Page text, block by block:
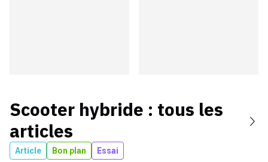
Scooter hybride : tous les
articles
Article Bon plan Essai